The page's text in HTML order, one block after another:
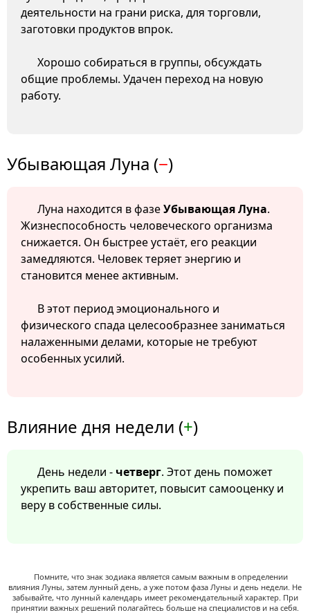
деятельности на грани риска, для торговли,
заготовки продуктов впрок.
Хорошо собираться в группы, обсуждать
общие проблемы. Удачен переход на новую
работу.
Убывающая Луна (−)
Луна находится в фазеУбывающая Луна.
Жизнеспособность человеческого организма
снижается. Он быстрее устаёт, его реакции
замедляются. Человек теряет энергию и
становится менее активным.
В этот период эмоционального и
физического спада целесообразнее заниматься
налаженными делами, которые не требуют
особенных усилий.
Влияние дня недели (+)
День недели - четверг. Этот день поможет
укрепить ваш авторитет, повысит самооценку и
веру в собственные силы.
Помните, что знак зодиака является самым важным в определении
влияния Луны, затем лунный день, а уже потом фаза Луны и день недели. Не
забывайте, что лунный календарь имеет рекомендательный характер. При
принятии важных решений полагайтесь больше на специалистов и на себя.